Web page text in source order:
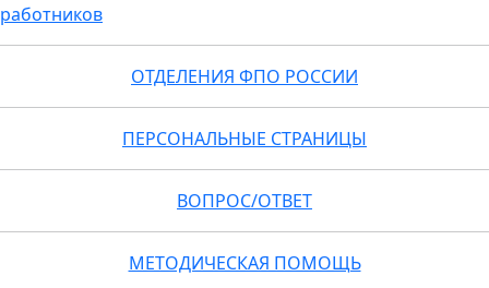
ОТДЕЛЕНИЯ ФПО РОССИИ
ПЕРСОНАЛЬНЫЕ СТРАНИЦЫ
ВОПРОС/ОТВЕТ
МЕТОДИЧЕСКАЯ ПОМОЩЬ